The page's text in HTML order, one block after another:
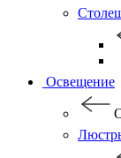
Освещение